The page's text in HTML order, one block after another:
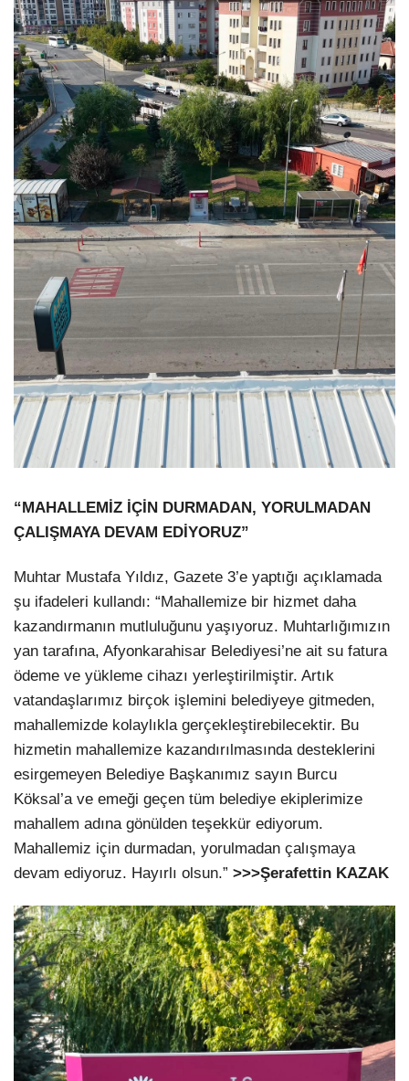
“MAHALLEMİZ İÇİN DURMADAN, YORULMADAN
ÇALIŞMAYA DEVAM EDİYORUZ”
Muhtar Mustafa Yıldız, Gazete 3’e yaptığı açıklamada
şu ifadeleri kullandı: “Mahallemize bir hizmet daha
kazandırmanın mutluluğunu yaşıyoruz. Muhtarlığımızın
yan tarafına, Afyonkarahisar Belediyesi’ne ait su fatura
ödeme ve yükleme cihazı yerleştirilmiştir. Artık
vatandaşlarımız birçok işlemini belediyeye gitmeden,
mahallemizde kolaylıkla gerçekleştirebilecektir. Bu
hizmetin mahallemize kazandırılmasında desteklerini
esirgemeyen Belediye Başkanımız sayın Burcu
Köksal’a ve emeği geçen tüm belediye ekiplerimize
mahallem adına gönülden teşekkür ediyorum.
Mahallemiz için durmadan, yorulmadan çalışmaya
devam ediyoruz. Hayırlı olsun.” >>>Şerafettin KAZAK